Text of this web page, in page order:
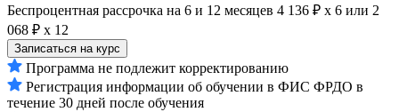
Беспроцентная рассрочка на 6 и 12 месяцев 4 136 ₽ х 6 или 2
068 ₽ х 12
Записаться на курс
Программа не подлежит корректированию
Регистрация информации об обучении в ФИС ФРДО в
течение 30 дней после обучения